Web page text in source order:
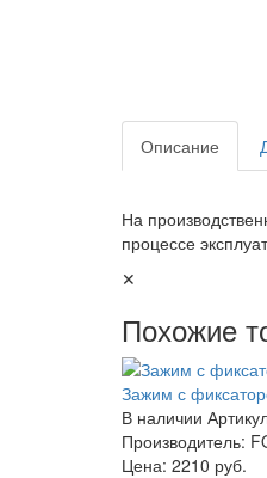
Описание
На
процессе
✕
Похожие
Зажим с
В наличии
Производитель:
Цена: 2210 руб.